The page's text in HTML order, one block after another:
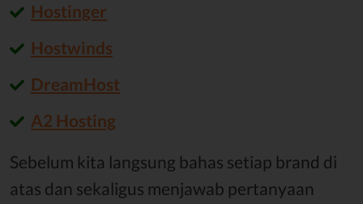
Hostinger
Hostwinds
DreamHost
A2 Hosting
Sebelum kita langsung bahas setiap brand di
atas dan sekaligus menjawab pertanyaan